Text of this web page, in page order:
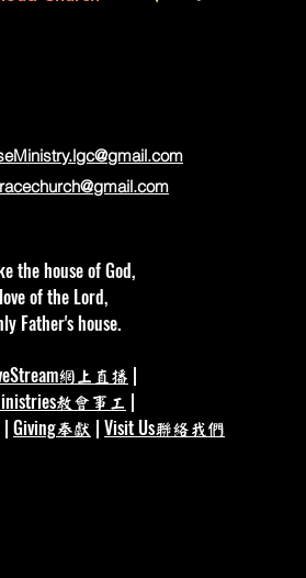
空間、鼓勵一
的制度，每一
神創造更大的
#塑造美好
些願意與我們同
會，很少是完全
最後，我們需要升
都很重要，但總有
——踏前一步、主
@gmail.com
the house of God,
of the Lord,
Father's house.
網上直播 |
教會事工 |
| Giving奉獻 | Visit Us聯絡我們